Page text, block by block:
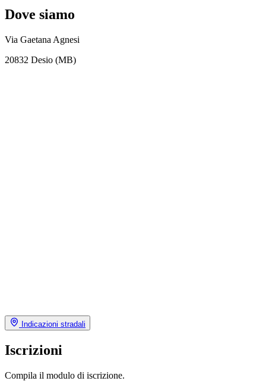
Dove siamo
Via Gaetana Agnesi
20832 Desio (MB)
Indicazioni stradali
Iscrizioni
Compila il modulo di iscrizione.